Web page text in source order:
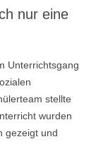
nur eine
Unterrichtsgang
stellte
wurden
gezeigt und